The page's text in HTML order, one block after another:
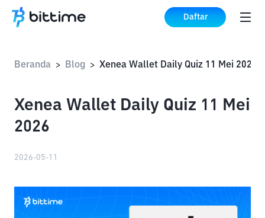
Daftar
Beranda > Blog > Xenea Wallet Daily Quiz 11 Mei 2026
Xenea Wallet Daily Quiz 11 Mei
2026
2026-05-11